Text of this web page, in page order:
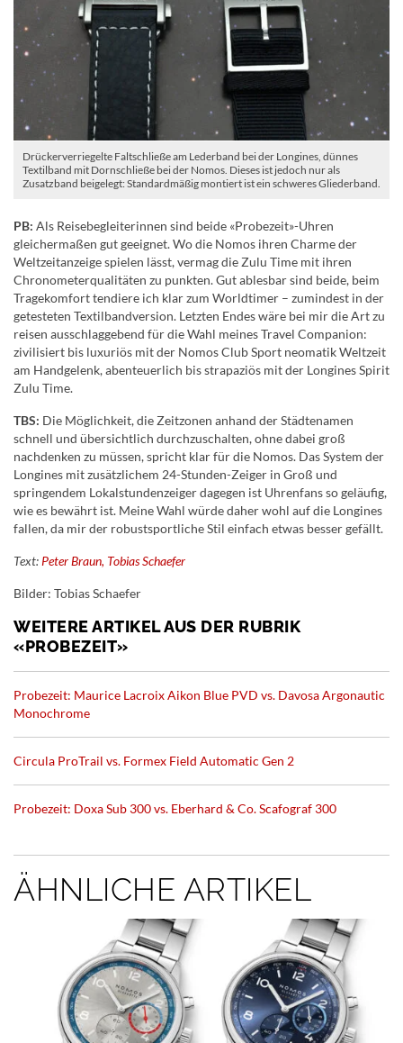
Drückerverriegelte Faltschließe am Lederband bei der Longines, dünnes
Textilband mit Dornschließe bei der Nomos. Dieses ist jedoch nur als
Zusatzband beigelegt: Standardmäßig montiert ist ein schweres Gliederband.
PB: Als Reisebegleiterinnen sind beide «Probezeit»-Uhren
gleichermaßen gut geeignet. Wo die Nomos ihren Charme der
Weltzeitanzeige spielen lässt, vermag die Zulu Time mit ihren
Chronometerqualitäten zu punkten. Gut ablesbar sind beide, beim
Tragekomfort tendiere ich klar zum Worldtimer – zumindest in der
getesteten Textilbandversion. Letzten Endes wäre bei mir die Art zu
reisen ausschlaggebend für die Wahl meines Travel Companion:
zivilisiert bis luxuriös mit der Nomos Club Sport neomatik Weltzeit
am Handgelenk, abenteuerlich bis strapaziös mit der Longines Spirit
Zulu Time.
TBS: Die Möglichkeit, die Zeitzonen anhand der Städtenamen
schnell und übersichtlich durchzuschalten, ohne dabei groß
nachdenken zu müssen, spricht klar für die Nomos. Das System der
Longines mit zusätzlichem 24-Stunden-Zeiger in Groß und
springendem Lokalstundenzeiger dagegen ist Uhrenfans so geläufig,
wie es bewährt ist. Meine Wahl würde daher wohl auf die Longines
fallen, da mir der robustsportliche Stil einfach etwas besser gefällt.
Text: Peter Braun, Tobias Schaefer
Bilder: Tobias Schaefer
WEITERE ARTIKEL AUS DER RUBRIK
«PROBEZEIT»
Probezeit: Maurice Lacroix Aikon Blue PVD vs. Davosa Argonautic
Monochrome
Circula ProTrail vs. Formex Field Automatic Gen 2
Probezeit: Doxa Sub 300 vs. Eberhard & Co. Scafograf 300
ÄHNLICHE ARTIKEL